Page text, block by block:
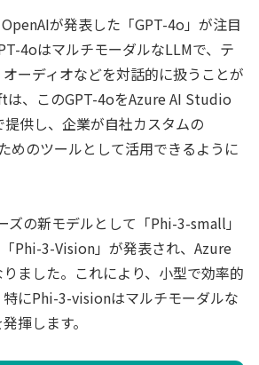
が発表した「GPT-4o」が注目
4oはマルチモーダルなLLMで、テ
ーディオなどを対話的に扱うことが
は、このGPT-4oをAzure AI Studio
提供し、企業が自社カスタムの
めのツールとして活用できるように
ズの新モデルとして「Phi-3-small」
Phi-3-Vision」が発表され、Azure
ました。これにより、小型で効率的
にPhi-3-visionはマルチモーダルな
揮します。